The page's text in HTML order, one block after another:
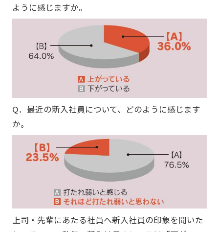
ように感じますか。
Q．最近の新入社員について、どのように感じます
か。
上司・先輩にあたる社員へ新入社員の印象を聞いた